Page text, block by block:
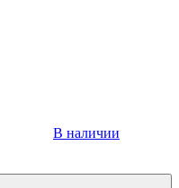
В наличии